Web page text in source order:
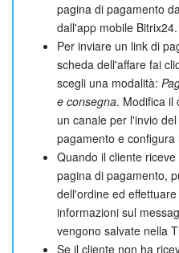
pagina di pagamento
dall'app mobile Bitrix24.
Per inviare un link di
scheda dell'affare fai
scegli una modalità:
e consegna. Modifica il
un canale per l'invio
pagamento e configura
Quando il cliente
pagina di pagamento,
dell'ordine ed
informazioni sul
vengono salvate nella
Se il cliente non ha